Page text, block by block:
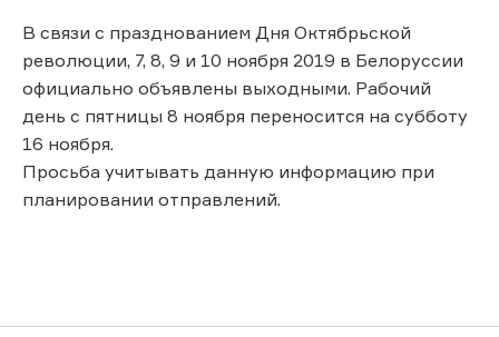
В связи с празднованием Дня Октябрьской
революции, 7, 8, 9 и 10 ноября 2019 в Белоруссии
официально объявлены выходными. Рабочий
день с пятницы 8 ноября переносится на субботу
16 ноября.
Просьба учитывать данную информацию при
планировании отправлений.